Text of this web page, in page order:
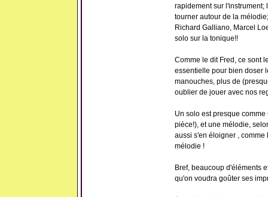
rapidement sur l'instrument;
tourner autour de la
Richard Galliano, Marcel
solo sur la tonique!!
Comme le dit Fred, ce sont
essentielle pour bien doser
manouches, plus de
oublier de jouer avec nos
Un solo est presque
pièce!), et une mélodie,
aussi s'en éloigner ,
mélodie !
Bref, beaucoup d'éléments
qu'on voudra goûter ses